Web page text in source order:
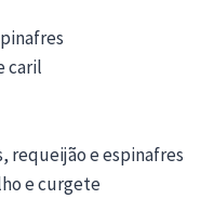
caril
requeijão e espinafres
e curgete